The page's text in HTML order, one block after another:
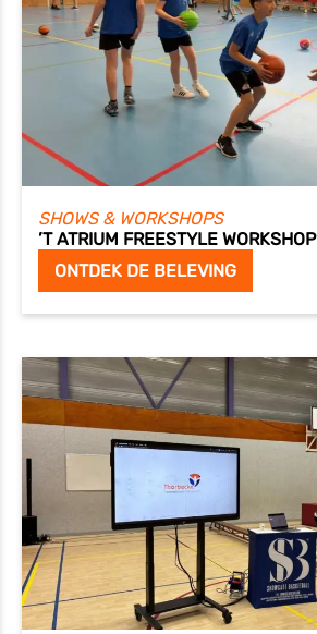
SHOWS & WORKSHOPS
’T ATRIUM FREESTYLE WORKSHOP
ONTDEK DE BELEVING